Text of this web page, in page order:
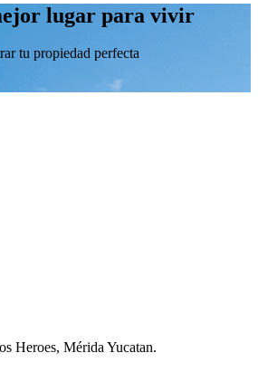
lugar para vivir
tu propiedad perfecta
Heroes, Mérida Yucatan.